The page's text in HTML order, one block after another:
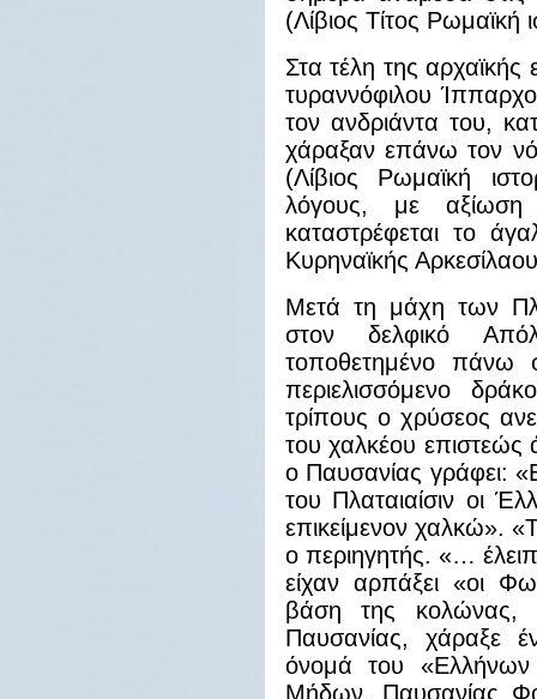
(Λίβιος Τίτος Ρωμαϊκή
Στα τέλη της
τυραννόφιλου
τον ανδριάντα του,
χάραξαν επάνω τον
(Λίβιος Ρωμαϊκή
λόγους, με αξίωση
καταστρέφεται το
Κυρηναϊκής
Μετά τη μάχη των
στον δελφικό
τοποθετημένο πάνω
περιελισσόμενο
τρίπους ο χρύσεος
του χαλκέου
ο Παυσανίας γράφει:
του Πλαταιαίσιν οι
επικείμενον χαλκώ».
ο περιηγητής. «…
είχαν αρπάξει «οι
βάση της κολώνας,
Παυσανίας, χάραξε
όνομά του
Μήδων, Παυσανίας